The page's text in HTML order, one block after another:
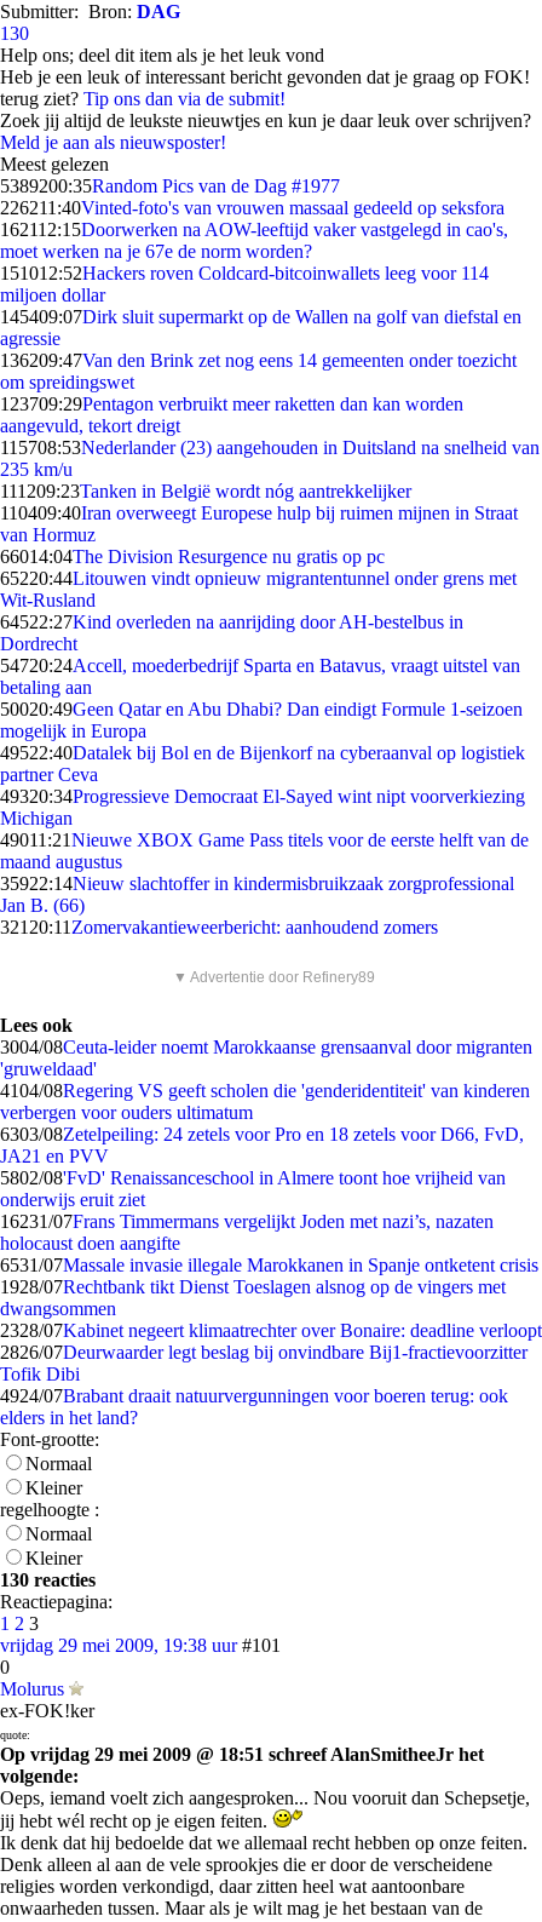
Submitter: Bron: DAG
130
Help ons; deel dit item als je het leuk vond
Heb je een leuk of interessant bericht gevonden dat je graag op FOK!
terug ziet? Tip ons dan via de submit!
Zoek jij altijd de leukste nieuwtjes en kun je daar leuk over schrijven?
Meld je aan als nieuwsposter!
Meest gelezen
5389200:35Random Pics van de Dag #1977
226211:40Vinted-foto's van vrouwen massaal gedeeld op seksfora
162112:15Doorwerken na AOW-leeftijd vaker vastgelegd in cao's,
moet werken na je 67e de norm worden?
151012:52Hackers roven Coldcard-bitcoinwallets leeg voor 114
miljoen dollar
145409:07Dirk sluit supermarkt op de Wallen na golf van diefstal en
agressie
136209:47Van den Brink zet nog eens 14 gemeenten onder toezicht
om spreidingswet
123709:29Pentagon verbruikt meer raketten dan kan worden
aangevuld, tekort dreigt
115708:53Nederlander (23) aangehouden in Duitsland na snelheid van
235 km/u
111209:23Tanken in België wordt nóg aantrekkelijker
110409:40Iran overweegt Europese hulp bij ruimen mijnen in Straat
van Hormuz
66014:04The Division Resurgence nu gratis op pc
65220:44Litouwen vindt opnieuw migrantentunnel onder grens met
Wit-Rusland
64522:27Kind overleden na aanrijding door AH-bestelbus in
Dordrecht
54720:24Accell, moederbedrijf Sparta en Batavus, vraagt uitstel van
betaling aan
50020:49Geen Qatar en Abu Dhabi? Dan eindigt Formule 1-seizoen
mogelijk in Europa
49522:40Datalek bij Bol en de Bijenkorf na cyberaanval op logistiek
partner Ceva
49320:34Progressieve Democraat El-Sayed wint nipt voorverkiezing
Michigan
49011:21Nieuwe XBOX Game Pass titels voor de eerste helft van de
maand augustus
35922:14Nieuw slachtoffer in kindermisbruikzaak zorgprofessional
Jan B. (66)
321 20:11 Zomervakantieweerbericht: aanhoudend zomers
▼ Advertentie door Refinery89
Lees ook
3004/08Ceuta-leider noemt Marokkaanse grensaanval door migranten
'gruweldaad'
4104/08Regering VS geeft scholen die 'genderidentiteit' van kinderen
verbergen voor ouders ultimatum
6303/08Zetelpeiling: 24 zetels voor Pro en 18 zetels voor D66, FvD,
JA21 en PVV
5802/08'FvD' Renaissanceschool in Almere toont hoe vrijheid van
onderwijs eruit ziet
16231/07Frans Timmermans vergelijkt Joden met nazi’s, nazaten
holocaust doen aangifte
6531/07Massale invasie illegale Marokkanen in Spanje ontketent crisis
1928/07Rechtbank tikt Dienst Toeslagen alsnog op de vingers met
dwangsommen
2328/07Kabinet negeert klimaatrechter over Bonaire: deadline verloopt
2826/07Deurwaarder legt beslag bij onvindbare Bij1-fractievoorzitter
Tofik Dibi
4924/07Brabant draait natuurvergunningen voor boeren terug: ook
elders in het land?
Font-grootte:
Normaal
Kleiner
regelhoogte :
Normaal
Kleiner
130 reacties
Reactiepagina:
1 2 3
vrijdag 29 mei 2009, 19:38 uur #101
0
Molurus
ex-FOK!ker
quote:
Op vrijdag 29 mei 2009 @ 18:51 schreef AlanSmitheeJr het
volgende:
Oeps, iemand voelt zich aangesproken... Nou vooruit dan Schepsetje,
jij hebt wél recht op je eigen feiten.
Ik denk dat hij bedoelde dat we allemaal recht hebben op onze feiten.
Denk alleen al aan de vele sprookjes die er door de verscheidene
religies worden verkondigd, daar zitten heel wat aantoonbare
onwaarheden tussen. Maar als je wilt mag je het bestaan van de